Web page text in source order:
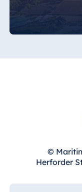
Königswinter
TitiseeHotel
Titisee-Neustadt
Strandhotel
©
Herforder